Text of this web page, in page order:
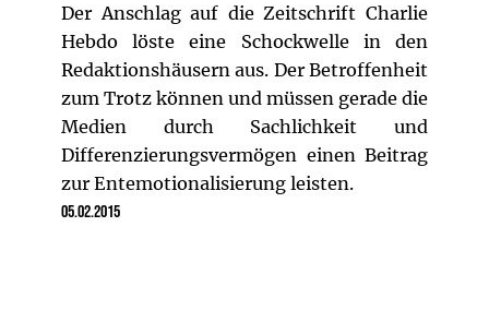
Der Anschlag auf die Zeitschrift Charlie
Hebdo löste eine Schockwelle in den
Redaktionshäusern aus. Der Betroffenheit
zum Trotz können und müssen gerade die
Medien durch Sachlichkeit und
Differenzierungsvermögen einen Beitrag
zur Entemotionalisierung leisten.
05.02.2015